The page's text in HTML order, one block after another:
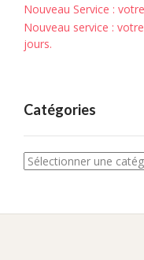
Nouveau Service :
Nouveau service :
jours.
Catégories
Catégories